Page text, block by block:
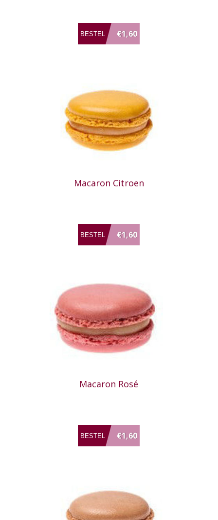
€1,60
Macaron Citroen
€1,60
Macaron Rosé
€1,60